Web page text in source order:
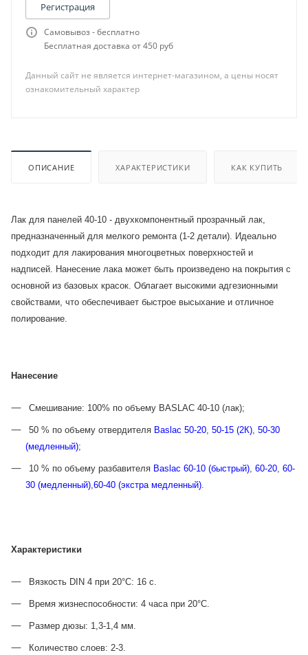
Регистрация
Самовывоз - бесплатно
Бесплатная доставка от 450 руб
Данный сайт не является интернет-магазином, а цены носят
ознакомительный характер
ОПИСАНИЕ ХАРАКТЕРИСТИКИ КАК КУПИТЬ
Лак для панелей 40-10 - двухкомпонентный прозрачный лак,
предназначенный для мелкого ремонта (1-2 детали). Идеально
подходит для лакирования многоцветных поверхностей и
надписей. Нанесение лака может быть произведено на покрытия с
основной из базовых красок. Облагает высокими адгезионными
свойствами, что обеспечивает быстрое высыхание и отличное
полирование.
Нанесение
Смешивание: 100% по объему BASLAC 40-10 (лак);
50 % по объему отвердителя Baslac 50-20 50-15 (2К) 50-30
(медленный);
10 % по объему разбавителя Baslac 60-10 (быстрый) 60-20 60-
30 (медленный) 60-40 (экстра медленный)
Характеристики
Вязкость DIN 4 при 20°C: 16 с.
Время жизнеспособности: 4 часа при 20°C.
Размер дюзы: 1,3-1,4 мм.
Количество слоев: 2-3.